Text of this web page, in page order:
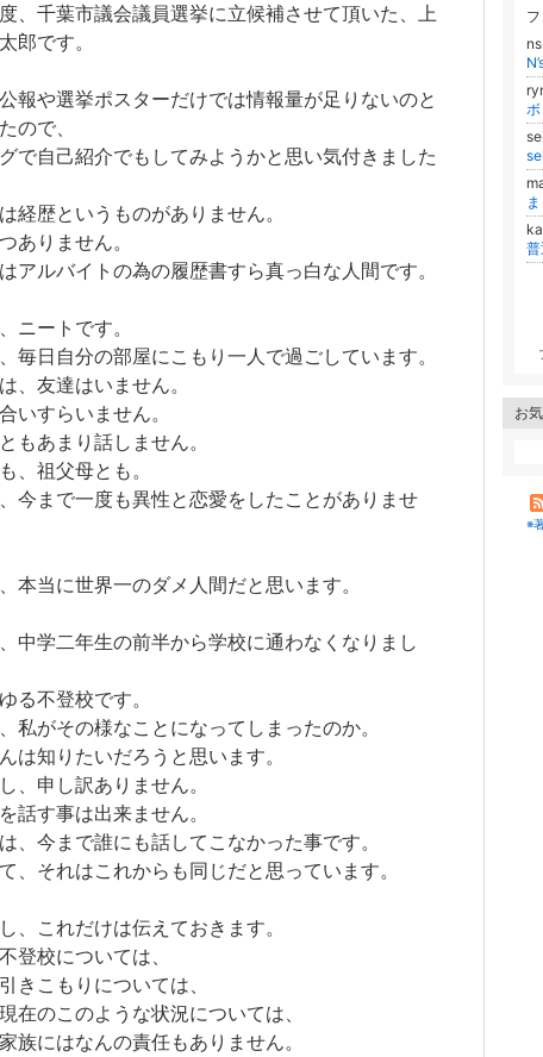
、千葉市議会議員選挙に立候補させて頂いた、上
郎です。
報や選挙ポスターだけでは情報量が足りないのと
ので、
で自己紹介でもしてみようかと思い気付きました
経歴というものがありません。
ありません。
アルバイトの為の履歴書すら真っ白な人間です。
ニートです。
毎日自分の部屋にこもり一人で過ごしています。
、友達はいません。
いすらいません。
もあまり話しません。
、祖父母とも。
今まで一度も異性と恋愛をしたことがありませ
本当に世界一のダメ人間だと思います。
中学二年生の前半から学校に通わなくなりまし
る不登校です。
私がその様なことになってしまったのか。
は知りたいだろうと思います。
、申し訳ありません。
話す事は出来ません。
、今まで誰にも話してこなかった事です。
、それはこれからも同じだと思っています。
、これだけは伝えておきます。
登校については、
きこもりについては、
在のこのような状況については、
族にはなんの責任もありません。
お
※